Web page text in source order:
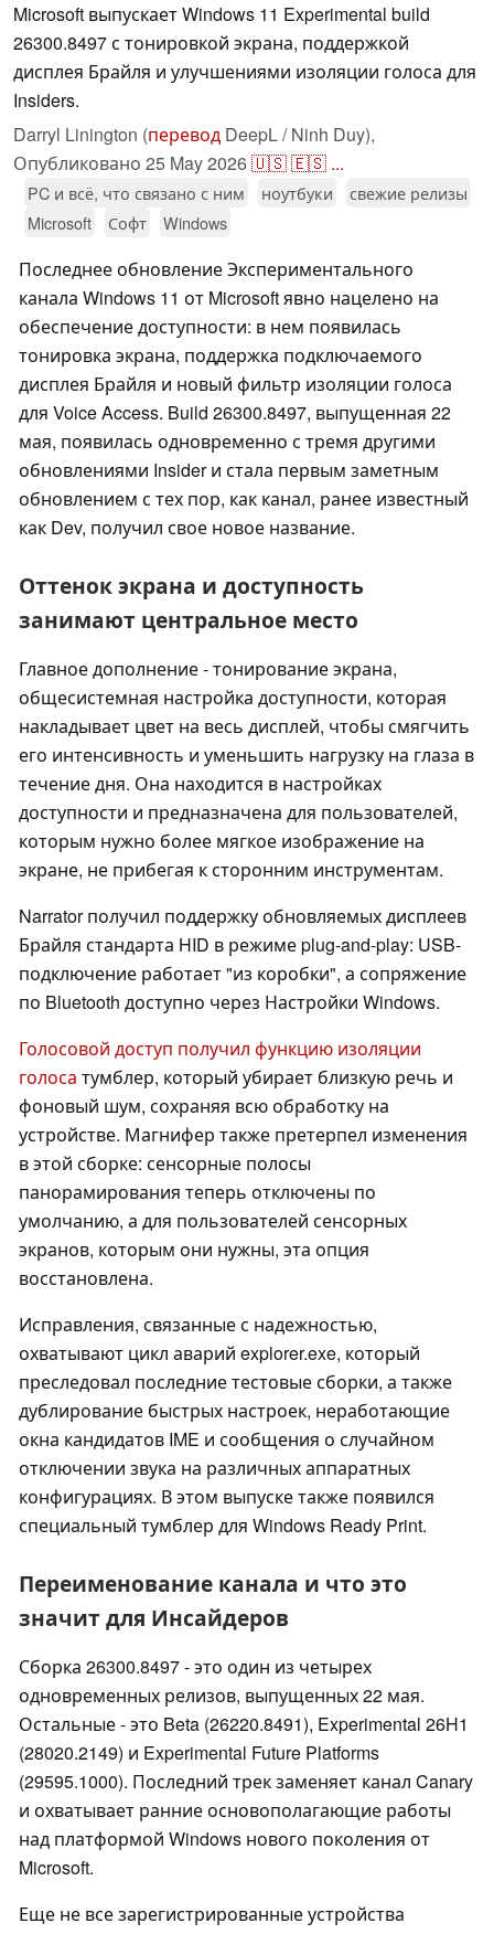
Microsoft выпускает Windows 11 Experimental build
26300.8497 с тонировкой экрана, поддержкой
дисплея Брайля и улучшениями изоляции голоса для
Insiders.
Darryl Linington (перевод DeepL / Ninh Duy),
Опубликовано 25 May 2026🇺🇸🇪🇸 ...
PC и всё, что связано с ним ноутбуки
свежие релизы
Microsoft
Софт Windows
Последнее обновление Экспериментального
канала Windows 11 от Microsoft явно нацелено на
обеспечение доступности: в нем появилась
тонировка экрана, поддержка подключаемого
дисплея Брайля и новый фильтр изоляции голоса
для Voice Access. Build 26300.8497, выпущенная 22
мая, появилась одновременно с тремя другими
обновлениями Insider и стала первым заметным
обновлением с тех пор, как канал, ранее известный
как Dev, получил свое новое название.
Оттенок экрана и доступность
занимают центральное место
Главное дополнение - тонирование экрана,
общесистемная настройка доступности, которая
накладывает цвет на весь дисплей, чтобы смягчить
его интенсивность и уменьшить нагрузку на глаза в
течение дня. Она находится в настройках
доступности и предназначена для пользователей,
которым нужно более мягкое изображение на
экране, не прибегая к сторонним инструментам.
Narrator получил поддержку обновляемых дисплеев
Брайля стандарта HID в режиме plug-and-play: USB-
подключение работает "из коробки", а сопряжение
по Bluetooth доступно через Настройки Windows.
Голосовой доступ получил функцию изоляции
голоса тумблер, который убирает близкую речь и
фоновый шум, сохраняя всю обработку на
устройстве. Магнифер также претерпел изменения
в этой сборке: сенсорные полосы
панорамирования теперь отключены по
умолчанию, а для пользователей сенсорных
экранов, которым они нужны, эта опция
восстановлена.
Исправления, связанные с надежностью,
охватывают цикл аварий explorer.exe, который
преследовал последние тестовые сборки, а также
дублирование быстрых настроек, неработающие
окна кандидатов IME и сообщения о случайном
отключении звука на различных аппаратных
конфигурациях. В этом выпуске также появился
специальный тумблер для Windows Ready Print.
Переименование канала и что это
значит для Инсайдеров
Сборка 26300.8497 - это один из четырех
одновременных релизов, выпущенных 22 мая.
Остальные - это Beta (26220.8491), Experimental 26H1
(28020.2149) и Experimental Future Platforms
(29595.1000). Последний трек заменяет канал Canary
и охватывает ранние основополагающие работы
над платформой Windows нового поколения от
Microsoft.
Еще не все зарегистрированные устройства